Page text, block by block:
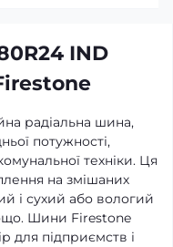
IND
радіальна шина,
потужності,
техніки. Ця
на змішаних
і сухий або вологий
Шини Firestone
для підприємств і